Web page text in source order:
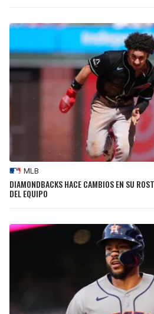
MLB
DIAMONDBACKS HACE CAMBIOS EN SU
DEL EQUIPO